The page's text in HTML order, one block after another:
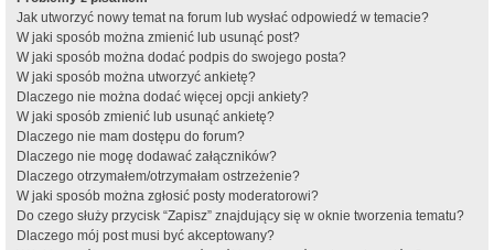
Jak utworzyć nowy temat na forum lub wysłać odpowiedź w temacie?
W jaki sposób można zmienić lub usunąć post?
W jaki sposób można dodać podpis do swojego posta?
W jaki sposób można utworzyć ankietę?
Dlaczego nie można dodać więcej opcji ankiety?
W jaki sposób zmienić lub usunąć ankietę?
Dlaczego nie mam dostępu do forum?
Dlaczego nie mogę dodawać załączników?
Dlaczego otrzymałem/otrzymałam ostrzeżenie?
W jaki sposób można zgłosić posty moderatorowi?
Do czego służy przycisk “Zapisz” znajdujący się w oknie tworzenia tematu?
Dlaczego mój post musi być akceptowany?